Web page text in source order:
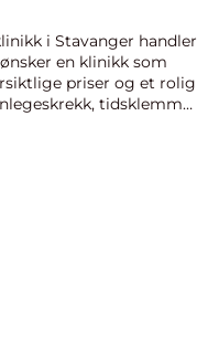
i Stavanger handler
en klinikk som
priser og et rolig
tidsklemma